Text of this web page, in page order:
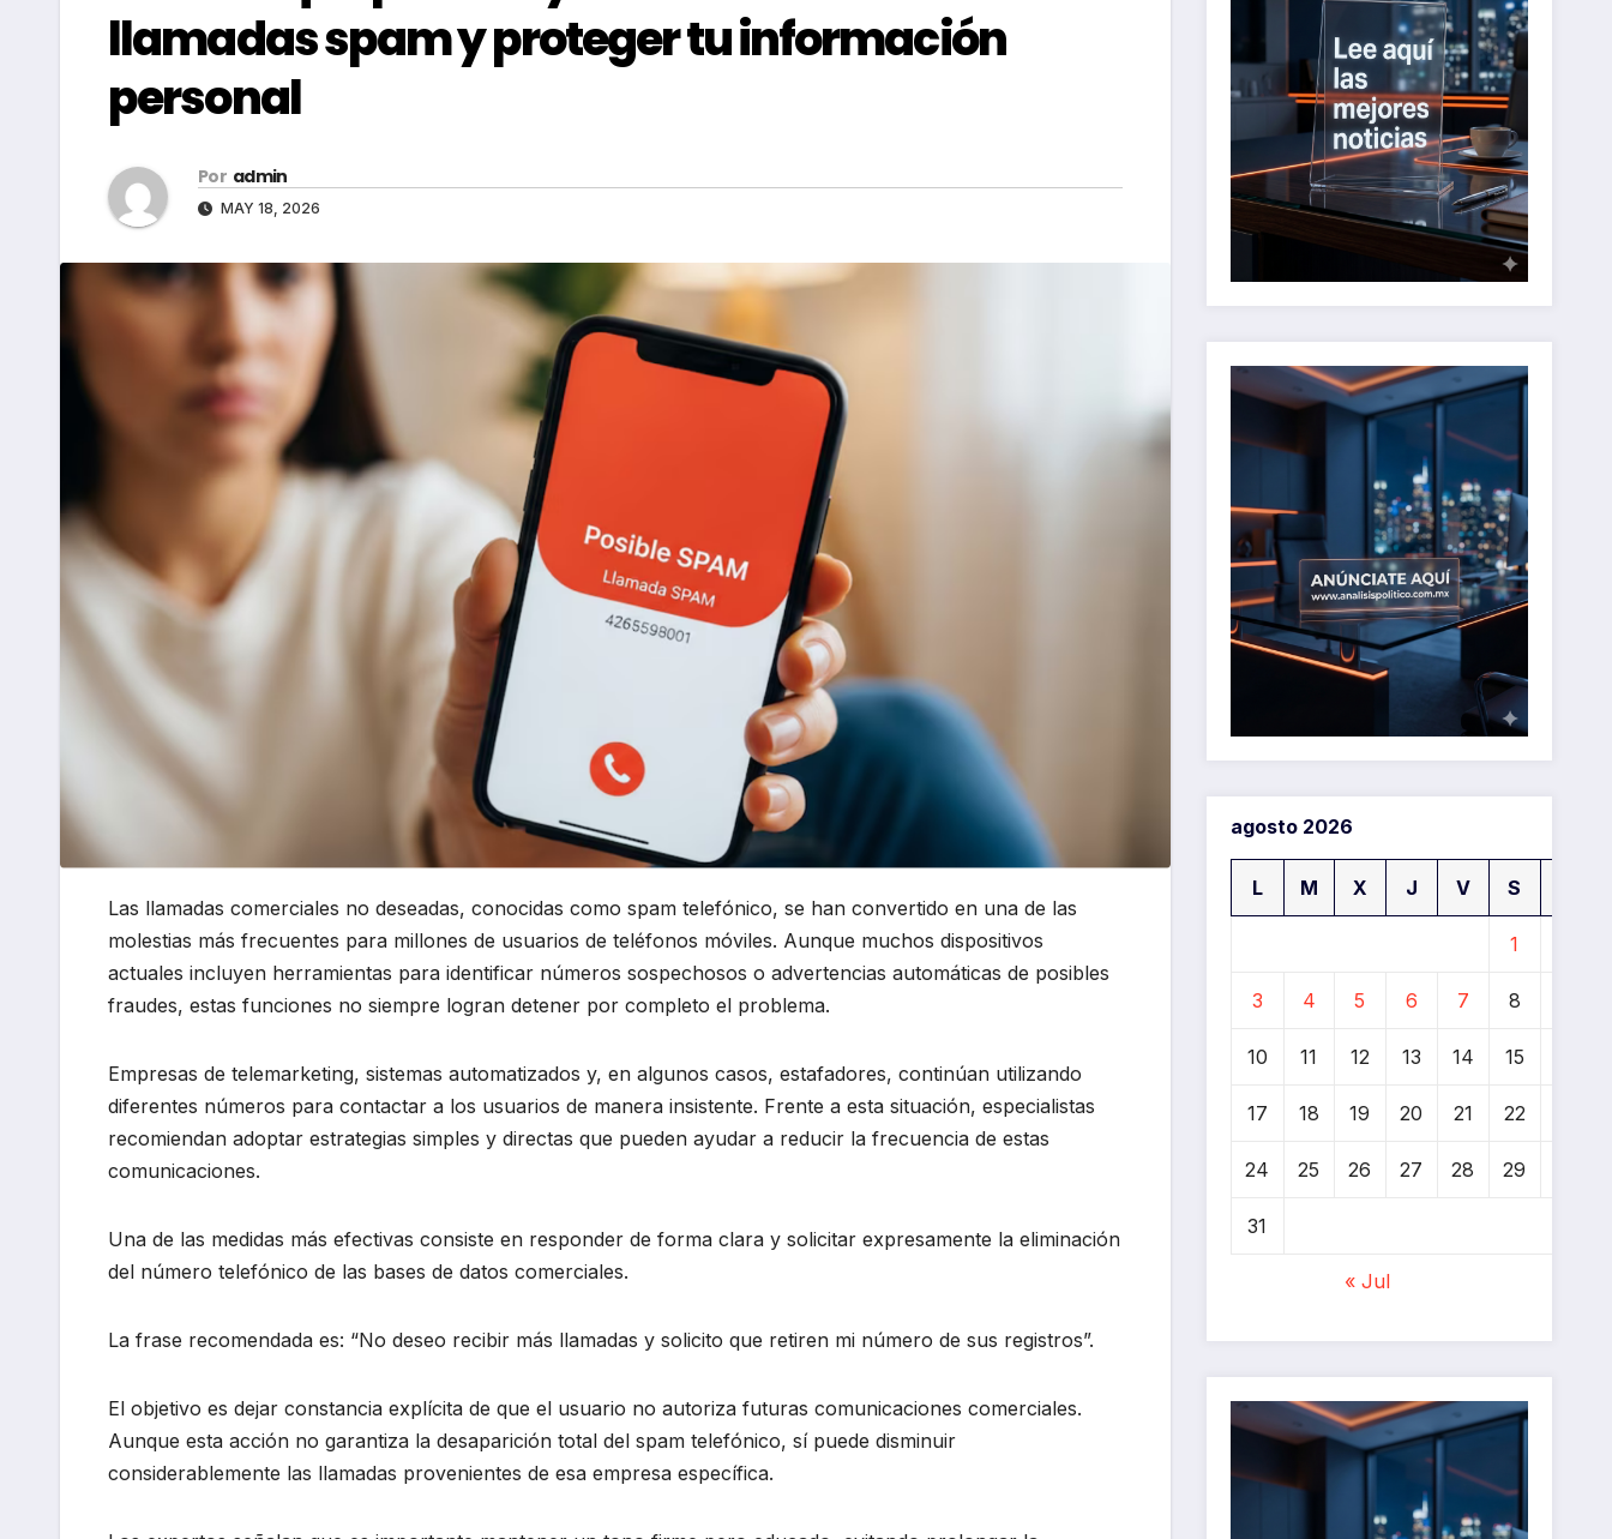
llamadas spam y proteger tu información
personal
Por admin
MAY 18, 2026
Las llamadas comerciales no deseadas, conocidas como spam telefónico, se han convertido en una de las
molestias más frecuentes para millones de usuarios de teléfonos móviles. Aunque muchos dispositivos
actuales incluyen herramientas para identificar números sospechosos o advertencias automáticas de posibles
fraudes, estas funciones no siempre logran detener por completo el problema.
Empresas de telemarketing, sistemas automatizados y, en algunos casos, estafadores, continúan utilizando
diferentes números para contactar a los usuarios de manera insistente. Frente a esta situación, especialistas
recomiendan adoptar estrategias simples y directas que pueden ayudar a reducir la frecuencia de estas
comunicaciones.
Una de las medidas más efectivas consiste en responder de forma clara y solicitar expresamente la eliminación
del número telefónico de las bases de datos comerciales.
La frase recomendada es: “No deseo recibir más llamadas y solicito que retiren mi número de sus registros”.
El objetivo es dejar constancia explícita de que el usuario no autoriza futuras comunicaciones comerciales.
Aunque esta acción no garantiza la desaparición total del spam telefónico, sí puede disminuir
considerablemente las llamadas provenientes de esa empresa específica.
agosto 2026
L M X J V S
1
3 4 5 6 7 8
10 11 12 13 14 15
17 18 19 20 21 22
24 25 26 27 28 29
31
« Jul